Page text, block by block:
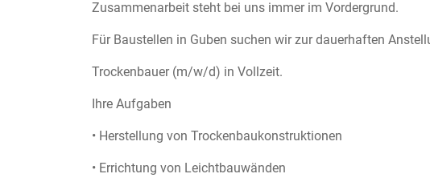
Zusammenarbeit steht bei uns immer im Vordergrund.
Für Baustellen in Guben suchen wir zur dauerhaften
Trockenbauer (m/w/d) in Vollzeit.
Ihre Aufgaben
• Herstellung von Trockenbaukonstruktionen
• Errichtung von Leichtbauwänden